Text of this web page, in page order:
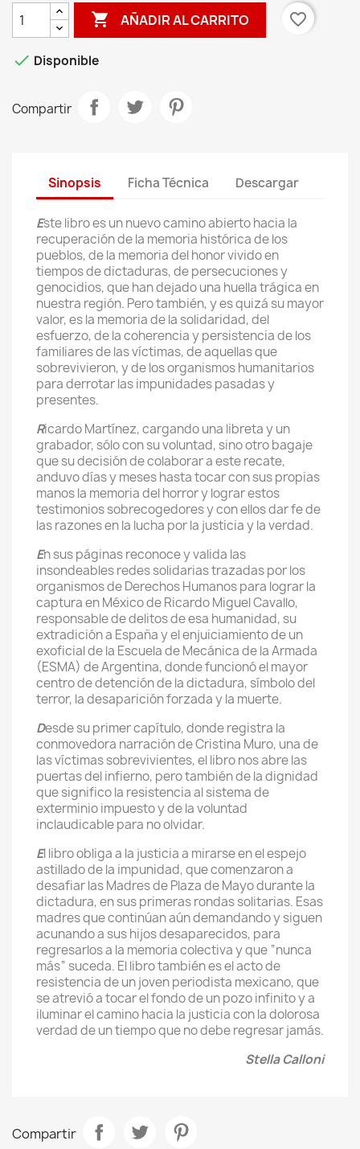
 AÑADIR AL CARRITO favorite_border
 Disponible
Compartir
Sinopsis Ficha Técnica Descargar
Este libro es un nuevo camino abierto hacia la
recuperación de la memoria histórica de los
pueblos, de la memoria del honor vivido en
tiempos de dictaduras, de persecuciones y
genocidios, que han dejado una huella trágica en
nuestra región. Pero también, y es quizá su mayor
valor, es la memoria de la solidaridad, del
esfuerzo, de la coherencia y persistencia de los
familiares de las víctimas, de aquellas que
sobrevivieron, y de los organismos humanitarios
para derrotar las impunidades pasadas y
presentes.
Ricardo Martínez, cargando una libreta y un
grabador, sólo con su voluntad, sino otro bagaje
que su decisión de colaborar a este recate,
anduvo días y meses hasta tocar con sus propias
manos la memoria del horror y lograr estos
testimonios sobrecogedores y con ellos dar fe de
las razones en la lucha por la justicia y la verdad.
En sus páginas reconoce y valida las
insondeables redes solidarias trazadas por los
organismos de Derechos Humanos para lograr la
captura en México de Ricardo Miguel Cavallo,
responsable de delitos de esa humanidad, su
extradición a España y el enjuiciamiento de un
exoficial de la Escuela de Mecánica de la Armada
(ESMA) de Argentina, donde funcionó el mayor
centro de detención de la dictadura, símbolo del
terror, la desaparición forzada y la muerte.
Desde su primer capítulo, donde registra la
conmovedora narración de Cristina Muro, una de
las víctimas sobrevivientes, el libro nos abre las
puertas del infierno, pero también de la dignidad
que significo la resistencia al sistema de
exterminio impuesto y de la voluntad
inclaudicable para no olvidar.
El libro obliga a la justicia a mirarse en el espejo
astillado de la impunidad, que comenzaron a
desafiar las Madres de Plaza de Mayo durante la
dictadura, en sus primeras rondas solitarias. Esas
madres que continúan aún demandando y siguen
acunando a sus hijos desaparecidos, para
regresarlos a la memoria colectiva y que “nunca
más“ suceda. El libro también es el acto de
resistencia de un joven periodista mexicano, que
se atrevió a tocar el fondo de un pozo infinito y a
iluminar el camino hacia la justicia con la dolorosa
verdad de un tiempo que no debe regresar jamás.
Stella Calloni
Compartir